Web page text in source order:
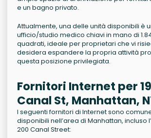
e un bagno privato.
Attualmente, una delle unità disponibili è
ufficio/studio medico chiavi in mano di
quadrati, ideale per proprietari che vi
desidera espandere la propria attività
questa posizione privilegiata.
Fornitori Internet per
Canal St, Manhattan,
I seguenti fornitori di Internet sono
disponibili nell’area di Manhattan, incluso
200 Canal Street: